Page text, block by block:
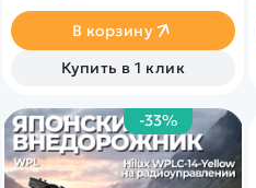
Пропорциональное
управление
В корзину
Купить в 1 клик
-33%